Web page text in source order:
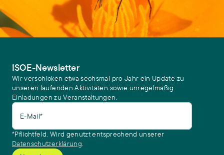
ISOE-Newsletter
Wir verschicken etwa sechsmal pro Jahr ein Update zu
unseren laufenden Aktivitäten sowie unregelmäßig
Einladungen zu Veranstaltungen.
E-Mail*
*Pflichtfeld. Wird genutzt entsprechend unserer
Datenschutzerklärung.